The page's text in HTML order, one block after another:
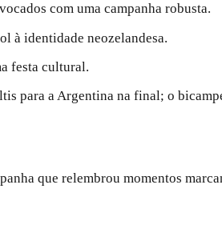
com uma campanha robusta.
à identidade neozelandesa.
festa cultural.
para a Argentina na final; o
que relembrou momentos